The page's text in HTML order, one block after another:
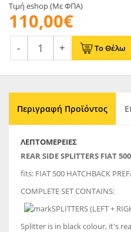
Τιμή eshop (Με ΦΠΑ)
110,00€
Το Θέλω
Περιγραφή Προϊόντος
ΛΕΠΤΟΜΈΡΕΙΕΣ
REAR SIDE SPLITTERS FIAT
fits: FIAT 500 HATCHBACK
COMPLETE SET CONTAINS:
SPLITTERS (LEFT +
Splitter is in black colour, it's